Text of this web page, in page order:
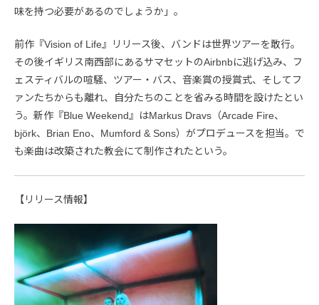
味を持つ必要があるのでしょうか」。
前作『Vision of Life』リリース後、バンドは世界ツアーを敢行。
その後イギリス南西部にあるサマセットのAirbnbに逃げ込み、フ
ェスティバルの喧騒、ツアー・バス、音楽賞の授賞式、そしてフ
ァンたちからも離れ、自分たちのことを省みる時間を設けたとい
う。新作『Blue Weekend』はMarkus Dravs（Arcade Fire、
björk、Brian Eno、Mumford & Sons）がプロデュースを担当。で
も楽曲は改築された教会にて制作されたという。
【リリース情報】